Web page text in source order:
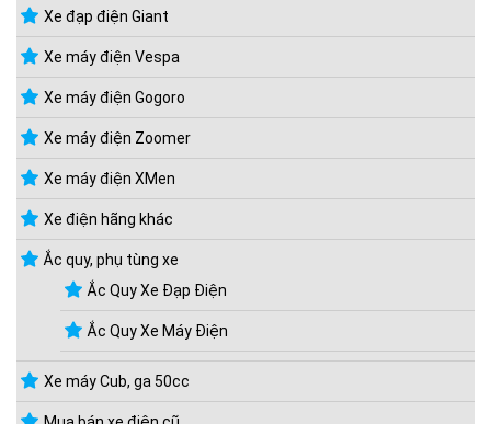
Xe đạp điện Giant
Xe máy điện Vespa
Xe máy điện Gogoro
Xe máy điện Zoomer
Xe máy điện XMen
Xe điện hãng khác
Ắc quy, phụ tùng xe
Ắc Quy Xe Đạp Điện
Ắc Quy Xe Máy Điện
Xe máy Cub, ga 50cc